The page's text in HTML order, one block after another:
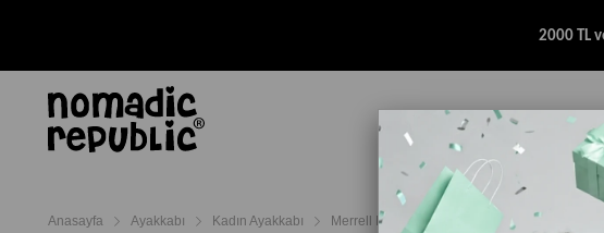
2000 TL
AYAKKABI TERLİK & SANDALET
Anasayfa Ayakkabı Kadın Ayakkabı Merrell Kadın Ayakkabı Merrell Speed